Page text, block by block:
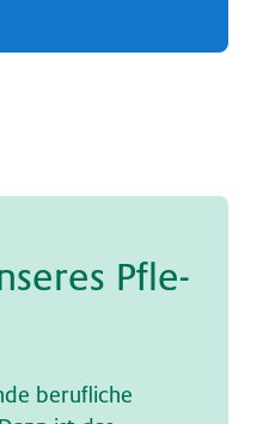
Pfle­
berufliche